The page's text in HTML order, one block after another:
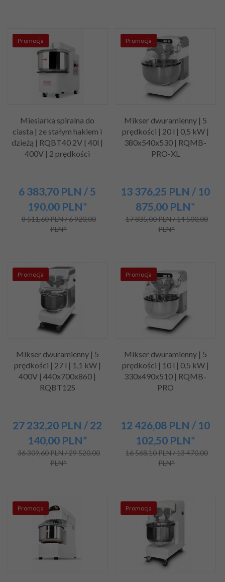
Promocja
Miesiarka spiralna do
ciasta | ze stałym hakiem i
dzieżą | RQBT40 2V | 40l |
400V | 2 prędkości
6 383,70 PLN / 5
190,00 PLN*
8 511,60 PLN / 6 920,00
PLN*
Promocja
Mikser dwuramienny | 5
prędkości | 20 l | 0,5 kW |
380x540x530 | RQMB-
PRO-XL
13 376,25 PLN / 10
875,00 PLN*
17 835,00 PLN / 14 500,00
PLN*
Promocja
Mikser dwuramienny | 5
prędkości | 27 l | 1,1 kW |
400V | 440x700x860 |
RQBT12S
27 232,20 PLN / 22
140,00 PLN*
36 309,60 PLN / 29 520,00
PLN*
Promocja
Mikser dwuramienny | 5
prędkości | 10 l | 0,5 kW |
330x490x510 | RQMB-
PRO
12 426,08 PLN / 10
102,50 PLN*
16 568,10 PLN / 13 470,00
PLN*
Promocja Promocja